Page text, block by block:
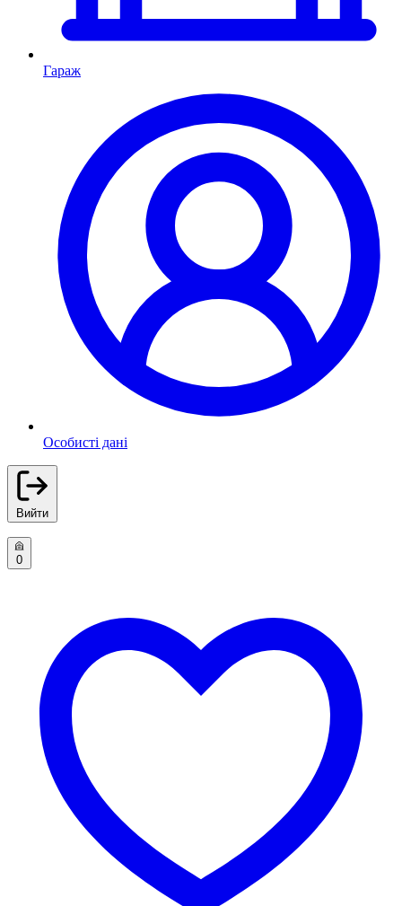
Гараж
Особисті дані
Вийти
0